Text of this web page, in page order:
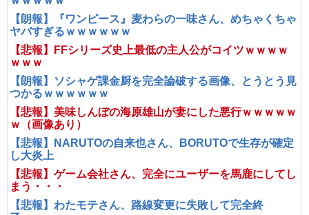
【朗報】『ワンピース』麦わらの一味さん、めちゃくちゃ
ヤバすぎるｗｗｗｗｗｗ
【悲報】FFシリーズ史上最低の主人公がコイツｗｗｗｗ
ｗｗｗ
【朗報】ソシャゲ課金厨を完全論破する画像、とうとう見
つかるｗｗｗｗｗｗ
【悲報】美味しんぼの海原雄山が妻にした悪行ｗｗｗｗｗ
ｗ（画像あり）
【悲報】NARUTOの自来也さん、BORUTOで生存が確定
し大炎上
【悲報】ゲーム会社さん、完全にユーザーを馬鹿にしてし
まう・・・
【悲報】わたモテさん、路線変更に失敗して完全終